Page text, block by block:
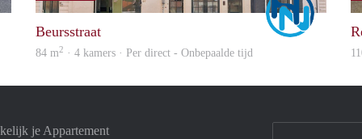
Beursstraat
84 m2 · 4 kamers · Per direct - Onbepaalde tijd
je Appartement